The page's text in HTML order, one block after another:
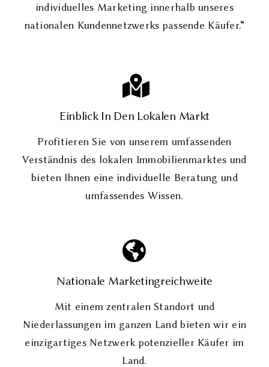
individuelles Marketing innerhalb unseres
nationalen Kundennetzwerks passende Käufer.“
Einblick In Den Lokalen Markt
Profitieren Sie von unserem umfassenden
Verständnis des lokalen Immobilienmarktes und
bieten Ihnen eine individuelle Beratung und
umfassendes Wissen.
Nationale Marketingreichweite
Mit einem zentralen Standort und
Niederlassungen im ganzen Land bieten wir ein
einzigartiges Netzwerk potenzieller Käufer im
Land.